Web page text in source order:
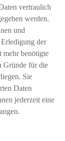
vertraulich
werden.
und
der
mehr benötigte
Gründe für die
Sie
Daten
jederzeit eine